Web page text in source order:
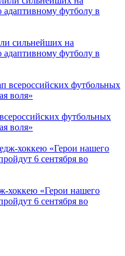
сильнейших на
адаптивному футболу в
футбольных
воля»
хоккею «Герои нашего
6 сентября во